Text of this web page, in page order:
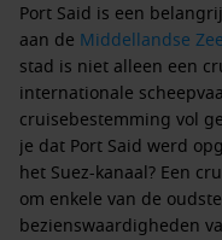
Port Said is een
aan de Middellandse Zee
stad is niet alleen een
internationale
cruisebestemming vol
je dat Port Said werd
het Suez-kanaal? Een
om enkele van de
bezienswaardigheden